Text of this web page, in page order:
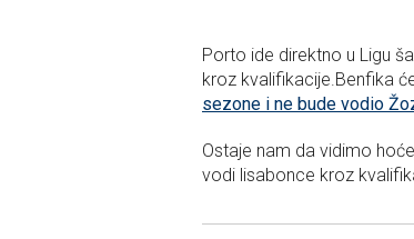
Porto ide direktno u Ligu
kroz kvalifikacije.Benfika
sezone i ne bude vodio
Ostaje nam da vidimo
vodi lisabonce kroz